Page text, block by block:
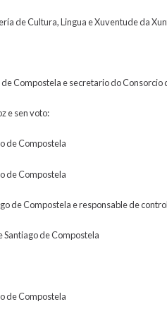
de Cultura, Lingua e Xuventude da
Compostela e secretario do
e sen voto:
de Compostela
de Compostela
de Compostela e responsable de
de Compostela
de Compostela